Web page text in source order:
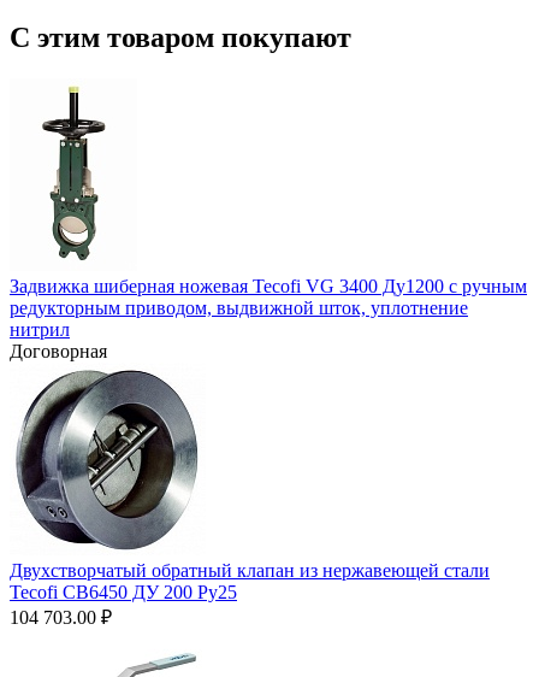
С этим товаром покупают
Задвижка шиберная ножевая Tecofi VG 3400 Ду1200 с ручным
редукторным приводом, выдвижной шток, уплотнение
нитрил
Договорная
Двухстворчатый обратный клапан из нержавеющей стали
Tecofi CB6450 ДУ 200 Ру25
104 703.00 ₽